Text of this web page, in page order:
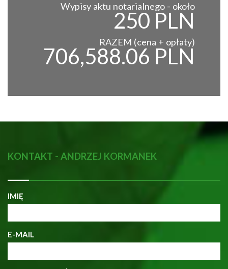
Wypisy aktu notarialnego - około
250 PLN
RAZEM (cena + opłaty)
706,588.06 PLN
KONTAKT - ANDRZEJ KORMANEK
IMIĘ
E-MAIL